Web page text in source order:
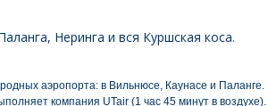
Неринга и вся Куршская коса.
аэропорта: в Вильнюсе, Каунасе и
компания UTair (1 час 45 минут в